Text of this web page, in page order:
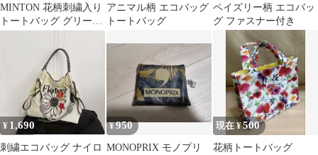
MINTON 花柄刺繍入り
トートバッグ グリーン
【未使用品】
アニマル柄 エコバッグ
トートバッグ
ペイズリー柄 エコバッ
グ ファスナー付き
¥ 1,690
刺繍エコバッグ ナイロ
¥950
MONOPRIX モノプリ
現在 ¥500
花柄トートバッグ